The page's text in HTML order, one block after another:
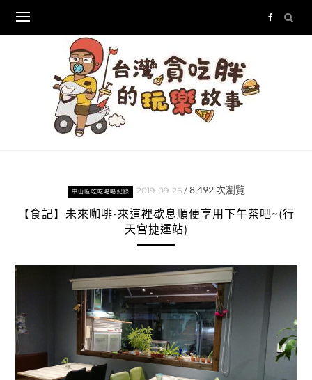
content
中山區吃吃喝喝紀錄 2019-09-26 /8,492次瀏覽
【食記】未來咖啡-來這裡歇息順便享用下午茶吧~(行
天宮捷運站)